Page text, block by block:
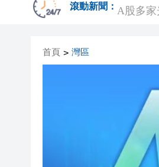
滾動新聞： A股多
宏福苑
美國總
滙豐據
首頁 > 灣區